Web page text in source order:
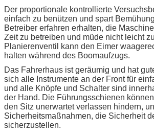
Der proportionale kontrollierte
einfach zu benützen und spart
Betreiber erfahren erhalten, die
Zeit zu betreiben und müde nicht leicht
Planierenventil kann den Eimer
halten während des Boomaufzugs.
Das Fahrerhaus ist geräumig und hat
sich alle Instrumente an der Front für
und alle Knöpfe und Schalter sind
der Hand. Die Führungsschienen
den Sitz unerwartet verlassen hindern,
Sicherheitsmaßnahmen, die Sicherheit
sicherzustellen.